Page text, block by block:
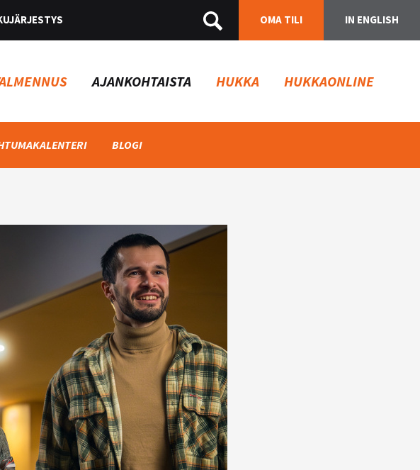
OMA TILI IN ENGLISH
AJANKOHTAISTA HUKKA HUKKAONLINE
BLOGI